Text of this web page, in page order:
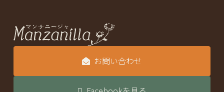
お問い合わせ